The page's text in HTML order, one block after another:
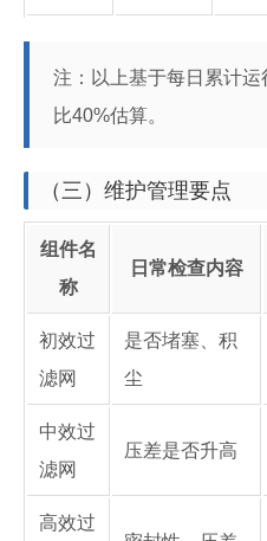
注：以上基于每日累计
比40%估算。
（三）维护管理要点
组件名
称
日常检查内容
初效过
滤网
是否堵塞、积
尘
中效过
滤网
压差是否升高
高效过